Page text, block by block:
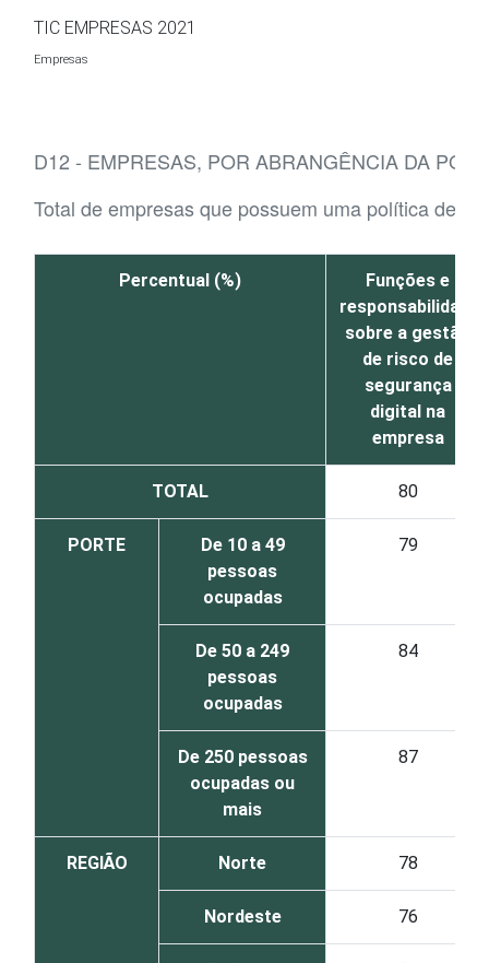
TIC EMPRESAS 2021
Empresas
D12 - EMPRESAS, POR ABRANGÊNCIA DA
Total de empresas que possuem uma política de
Percentual (%)
Funções e
responsabilidades
sobre a gestão
de risco de
segurança
digital na
empresa
TOTAL 80
PORTE
De 10 a 49
pessoas
ocupadas
79
De 50 a 249
pessoas
ocupadas
84
De 250 pessoas
ocupadas ou
mais
87
REGIÃO Norte 78
Nordeste 76